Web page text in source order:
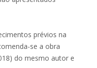
prévios na
se a obra
do mesmo autor e